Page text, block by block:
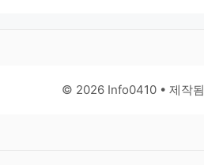
© 2026 Info0410 • 제작됨